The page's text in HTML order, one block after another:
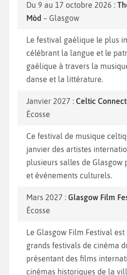
Du 9 au 17 octobre 2026 :
Mòd – Glasgow
Le festival gaélique le plus
célébrant la langue et le
gaélique à travers la
danse et la littérature.
Janvier 2027 : Celtic
Écosse
Ce festival de musique
janvier des artistes
plusieurs salles de Glasgow
et événements culturels.
Mars 2027 : Glasgow Film
Écosse
Le Glasgow Film Festival
grands festivals de cinéma
présentant des films
cinémas historiques de la